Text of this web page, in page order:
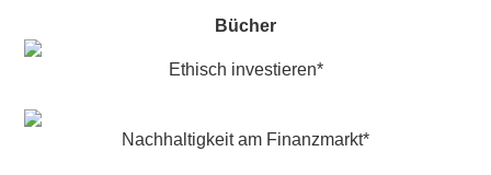
Bücher
Ethisch investieren*
Nachhaltigkeit am Finanzmarkt*